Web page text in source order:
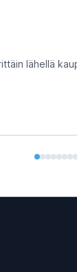
lähellä